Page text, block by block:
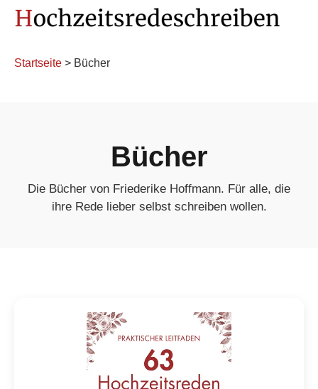
Startseite > Bücher
Bücher
Die Bücher von Friederike Hoffmann. Für alle, die
ihre Rede lieber selbst schreiben wollen.